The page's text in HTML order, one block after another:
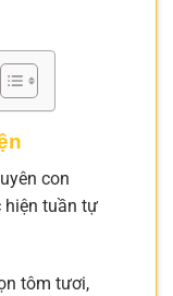
con
hiện tuần tự
tôm tươi,